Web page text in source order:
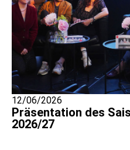
12/06/2026
Präsentation des
2026/27